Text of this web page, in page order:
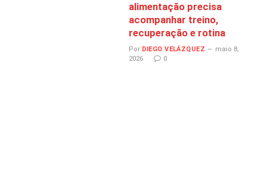
alimentação precisa
acompanhar treino,
recuperação e rotina
Por DIEGO VELÁZQUEZ
maio 8,
2026
0